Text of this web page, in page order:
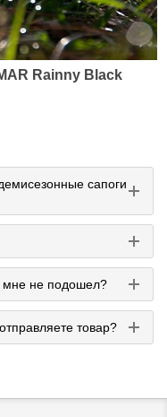
Rainny Black
сапоги
мне не подошел?
товар?